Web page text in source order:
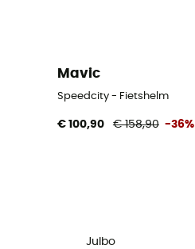
Mavic
Speedcity - Fietshelm
€ 100,90 € 158,90 -36%
Julbo